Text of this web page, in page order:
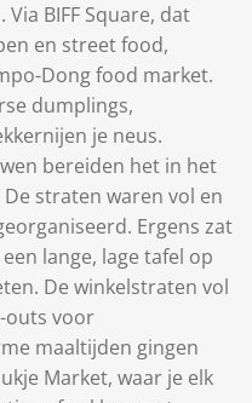
BIFF Square, dat
en street food,
Dong food market.
dumplings,
je neus.
bereiden het in het
straten waren vol en
Ergens zat
lange, lage tafel op
De winkelstraten vol
outs voor
maaltijden gingen
Market, waar je elk